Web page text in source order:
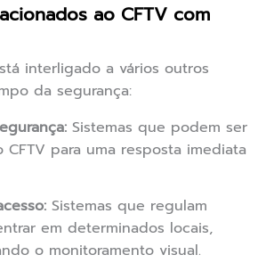
ao CFTV com
interligado a vários outros
da segurança:
Sistemas que podem ser
CFTV para uma resposta imediata
Sistemas que regulam
em determinados locais,
o monitoramento visual.